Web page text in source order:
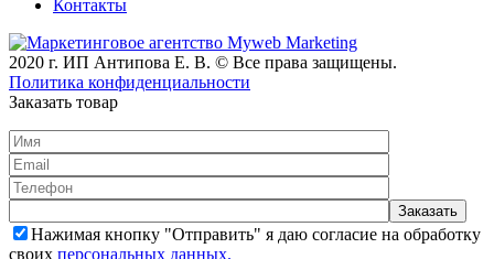
Контакты
2020 г. ИП Антипова Е. В. © Все права защищены.
Политика конфиденциальности
Заказать товар
Нажимая кнопку "Отправить" я даю согласие на обработку
своих персональных данных.